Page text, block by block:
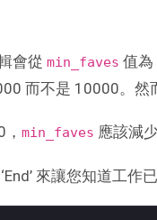
會從 min_faves 值
而不是 10000。
min_faves 應該減
來讓您知道工作